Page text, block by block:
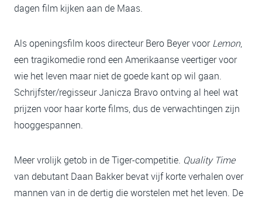
dagen film kijken aan de Maas.
Als openingsfilm koos directeur Bero Beyer voorLemon,
een tragikomedie rond een Amerikaanse veertiger voor
wie het leven maar niet de goede kant op wil gaan.
Schrijfster/regisseur Janicza Bravo ontving al heel wat
prijzen voor haar korte films, dus de verwachtingen zijn
hooggespannen.
Meer vrolijk getob in de Tiger-competitie. Quality Time
van debutant Daan Bakker bevat vijf korte verhalen over
mannen van in de dertig die worstelen met het leven. De